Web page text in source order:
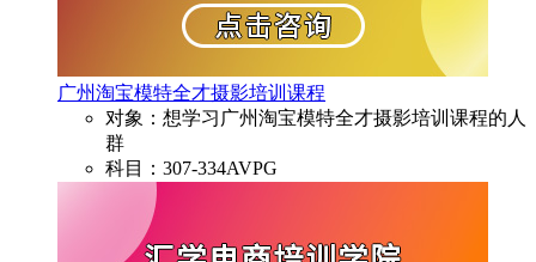
广州淘宝模特全才摄影培训课程
对象：想学习广州淘宝模特全才摄影培训课程的人
群
科目：307-334AVPG